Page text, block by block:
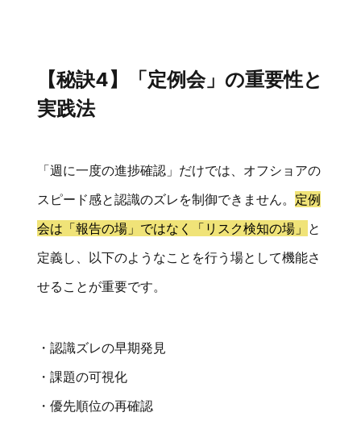
【秘訣4】「定例会」の重要性と
実践法
「週に一度の進捗確認」だけでは、オフショアの
スピード感と認識のズレを制御できません。 定例
会は「報告の場」ではなく「リスク検知の場」 と
定義し、以下のようなことを行う場として機能さ
せることが重要です。
・認識ズレの早期発見
・課題の可視化
・優先順位の再確認